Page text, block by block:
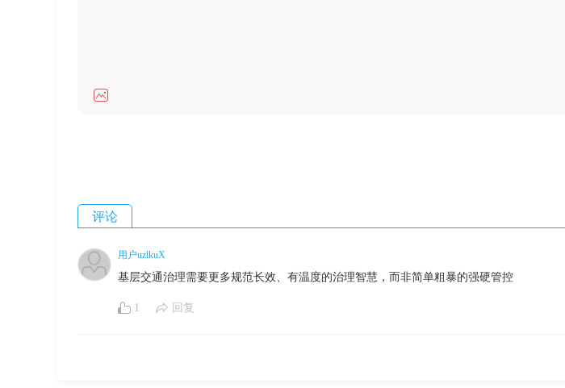
评论
用户uzlkuX
基层交通治理需要更多规范长效、有温度的治理智慧，而非简单粗暴的强硬管控
1 回复